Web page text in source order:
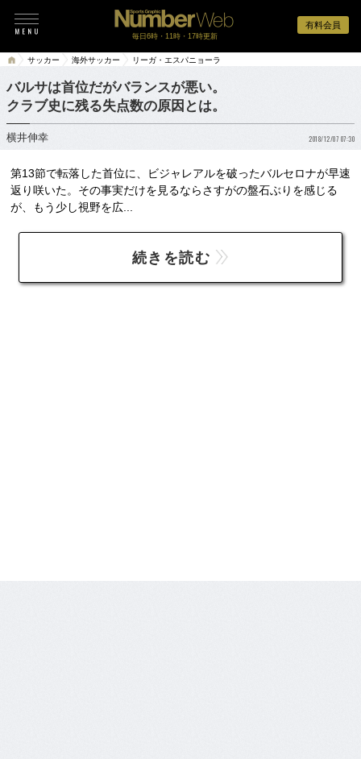
有料会員
毎日6時・11時・17時更新
サッカー 海外サッカー リーガ・エスパニョーラ
バルサは首位だがバランスが悪い。
クラブ史に残る失点数の原因とは。
横井伸幸 2018/12/07 07:30
第13節で転落した首位に、ビジャレアルを破ったバルセロナが早速
返り咲いた。その事実だけを見るならさすがの盤石ぶりを感じる
が、もう少し視野を広...
続きを読む